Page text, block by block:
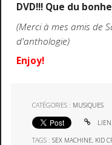
DVD!!! Que du
(Merci à mes amis de
d'anthologie)
Enjoy!
CATÉGORIES : MUSIQUES
TAGS :SEX MACHINE, KID